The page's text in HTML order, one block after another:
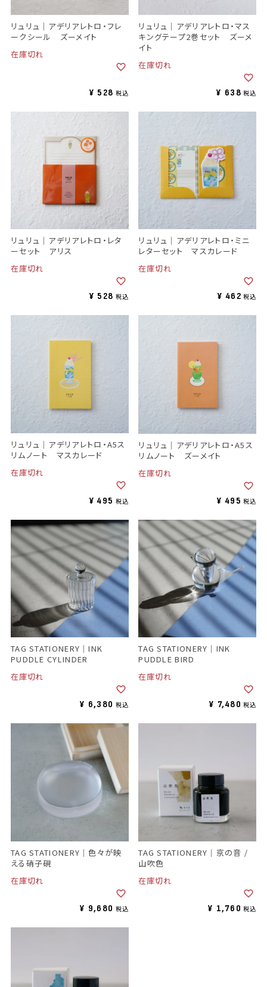
リュリュ｜アデリアレトロ・フレ
ークシール ズーメイト
在庫切れ
¥ 528 税込
リュリュ｜アデリアレトロ・マス
キングテープ2巻セット ズーメ
イト
在庫切れ
¥ 638 税込
リュリュ｜アデリアレトロ・レタ
ーセット アリス
在庫切れ
¥ 528 税込
リュリュ｜アデリアレトロ・ミニ
レターセット マスカレード
在庫切れ
¥ 462 税込
リュリュ｜アデリアレトロ・A5ス
リムノート マスカレード
在庫切れ
¥ 495 税込
リュリュ｜アデリアレトロ・A5ス
リムノート ズーメイト
在庫切れ
¥ 495 税込
TAG STATIONERY｜INK
PUDDLE CYLINDER
在庫切れ
¥ 6,380 税込
TAG STATIONERY｜INK
PUDDLE BIRD
在庫切れ
¥ 7,480 税込
TAG STATIONERY｜色々が映
える硝子硯
在庫切れ
¥ 9,680 税込
TAG STATIONERY｜京の音 /
山吹色
在庫切れ
¥ 1,760 税込